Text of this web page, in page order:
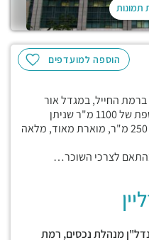
תמונות
הוספה למועדפים
החייל, במגדל אור
היוקרתי, קומה עצמאית ברמת מעטפת של 1100 מ"ר שניתן
לחלקה למשרדים בכל גודל, החל מ 250 מ"ר, מוארת מאוד, מלאה
בהתאם לצרכי השוכר…
נדל"ן מנהלת נכסים, רמת